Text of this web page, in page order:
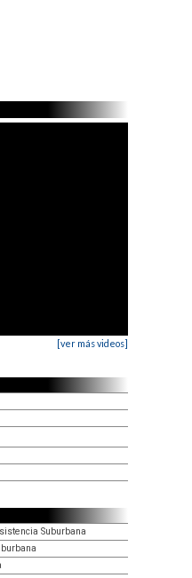
[ver más videos]
Suburbana